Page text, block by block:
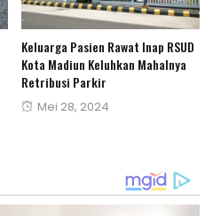
Keluarga Pasien Rawat Inap RSUD
Kota Madiun Keluhkan Mahalnya
Retribusi Parkir
Posted
Mei 28, 2024